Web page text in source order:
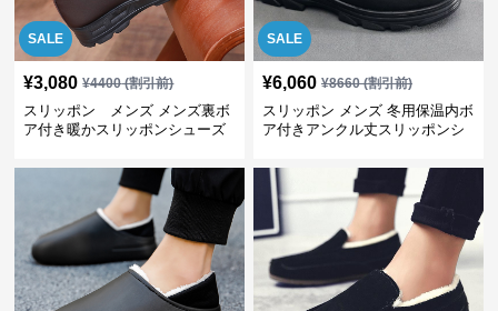
SALE
¥3,080 ¥4400(割引前)
スリッポン メンズ メンズ裏ボ
ア付き暖かスリッポンシューズ
SALE
¥6,060 ¥8660(割引前)
スリッポン メンズ 冬用保温内ボ
ア付きアンクル丈スリッポンシ